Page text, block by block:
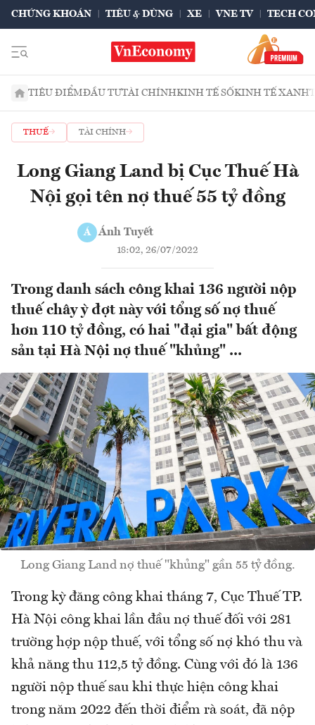
CHỨNG KHOÁN TIÊU & DÙNG XE VNE TV TECH
TIÊU ĐIỂMĐẦU TƯTÀI CHÍNHKINH TẾ SỐKINH TẾ XANH
THUẾ TÀI CHÍNH
Long Giang Land bị Cục Thuế Hà
Nội gọi tên nợ thuế 55 tỷ đồng
Á Ánh Tuyết
18:02, 26/07/2022
Trong danh sách công khai 136 người nộp
thuế chây ỳ đợt này với tổng số nợ thuế
hơn 110 tỷ đồng, có hai "đại gia" bất động
sản tại Hà Nội nợ thuế "khủng" ...
Long Giang Land nợ thuế "khủng" gần 55 tỷ đồng.
Trong kỳ đăng công khai tháng 7, Cục Thuế TP.
Hà Nội công khai lần đầu nợ thuế đối với 281
trường hợp nộp thuế, với tổng số nợ khó thu và
khả năng thu 112,5 tỷ đồng. Cùng với đó là 136
người nộp thuế sau khi thực hiện công khai
trong năm 2022 đến thời điểm rà soát, đã nộp